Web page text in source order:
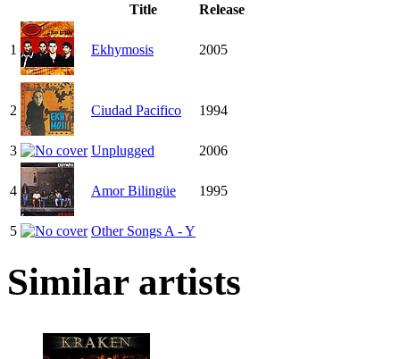
Title Release
1 Ekhymosis 2005
2 Ciudad Pacifico 1994
3 Unplugged 2006
4 Amor Bilingüe 1995
5 Other Songs A - Y
Similar artists